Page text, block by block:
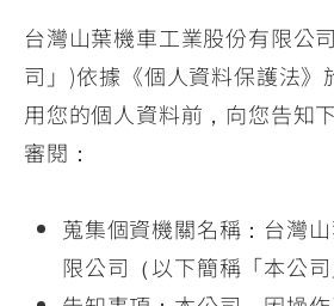
台灣山葉機車工業股份有限公
司」)依據《個人資料保護法》
用您的個人資料前，向您告知
審閱：
蒐集個資機關名稱：台灣
限公司（以下簡稱「本公司